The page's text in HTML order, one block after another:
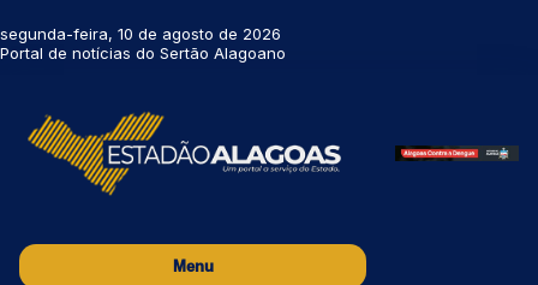
segunda-feira, 10 de agosto de 2026
Portal de notícias do Sertão Alagoano
Menu